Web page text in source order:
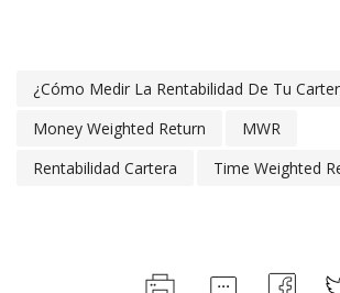
¿Cómo Medir La Rentabilidad De Tu
Money Weighted Return
MWR
Rentabilidad Cartera
Time Weighted